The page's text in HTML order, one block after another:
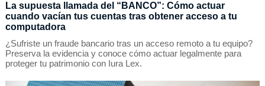
La supuesta llamada del “BANCO”: Cómo actuar
cuando vacían tus cuentas tras obtener acceso a tu
computadora
¿Sufriste un fraude bancario tras un acceso remoto a tu equipo?
Preserva la evidencia y conoce cómo actuar legalmente para
proteger tu patrimonio con Iura Lex.